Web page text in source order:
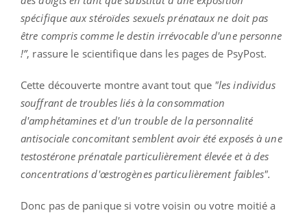
spécifique aux stéroïdes sexuels prénataux ne doit pas
être compris comme le destin irrévocable d'une personne
!”, rassure le scientifique dans les pages de PsyPost.
Cette découverte montre avant tout que "les individus
souffrant de troubles liés à la consommation
d'amphétamines et d'un trouble de la personnalité
antisociale concomitant semblent avoir été exposés à une
testostérone prénatale particulièrement élevée et à des
concentrations d'œstrogènes particulièrement faibles".
Donc pas de panique si votre voisin ou votre moitié a